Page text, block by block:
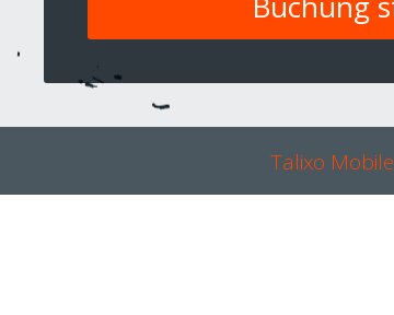
Talixo Mobile